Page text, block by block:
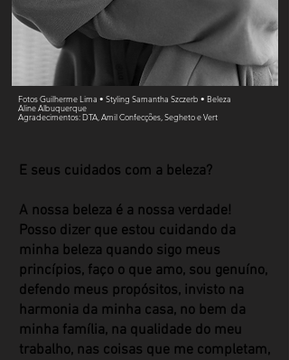
Fotos Guilherme Lima • Styling Samantha Szczerb • Beleza
Aline Albuquerque
Agradecimentos: DTA, Amil Confecções, Segheto e Vert
E seus cuidados com a beleza?
​A nossa beleza é a nossa verdade!
Posso dizer que estou cuidando da
minha beleza quando sigo meus
princípios, faço o que amo, sou genuíno,
defendo meus propósitos, invisto na
harmonia da minha casa, no bem da
minha família, na qualidade do meu
trabalho, nas coisas que me completam,